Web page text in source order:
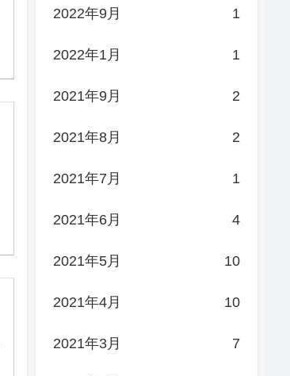
2022年9月 1
2022年1月 1
2021年9月 2
2021年8月 2
2021年7月 1
2021年6月 4
2021年5月 10
2021年4月 10
2021年3月 7